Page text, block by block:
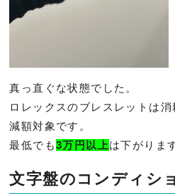
真っ直ぐな状態でした。
ロレックスのブレスレットは
減額対象です。
最低でも3万円以上は下がりま
文字盤のコンディシ